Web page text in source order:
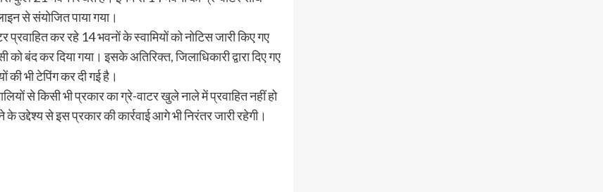
से संयोजित पाया गया।
कर रहे 14 भवनों के स्वामियों को नोटिस जारी किए गए
बंद कर दिया गया। इसके अतिरिक्त, जिलाधिकारी द्वारा दिए गए
की भी टेपिंग कर दी गई है।
से किसी भी प्रकार का ग्रे-वाटर खुले नाले में प्रवाहित नहीं हो
उद्देश्य से इस प्रकार की कार्रवाई आगे भी निरंतर जारी रहेगी।